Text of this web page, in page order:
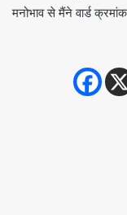
मनोभाव से मैंने वार्ड